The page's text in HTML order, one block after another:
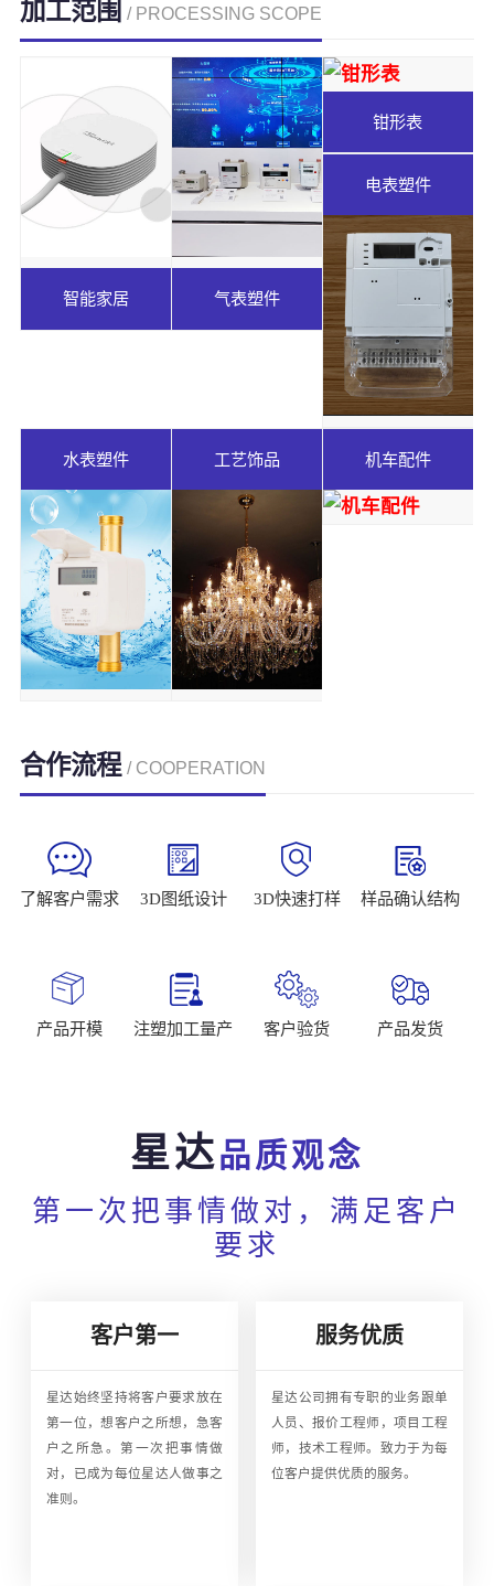
加工范围 / PROCESSING SCOPE
智能家居 气表塑件
钳形表
电表塑件
水表塑件 工艺饰品 机车配件
合作流程 / COOPERATION
了解客户需求 3D图纸设计 3D快速打样 样品确认结构
产品开模 注塑加工量产 客户验货 产品发货
星达品质观念
第一次把事情做对，满足客户
要求
客户第一
星达始终坚持将客户要求放在
第一位，想客户之所想，急客
户之所急。第一次把事情做
对，已成为每位星达人做事之
准则。
服务优质
星达公司拥有专职的业务跟单
人员、报价工程师，项目工程
师，技术工程师。致力于为每
位客户提供优质的服务。